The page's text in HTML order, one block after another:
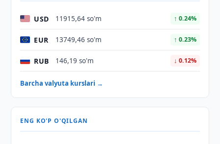
USD 11915,64 so'm ↑ 0.24%
EUR 13749,46 so'm ↑ 0.23%
RUB 146,19 so'm ↓ 0.12%
Barcha valyuta kurslari →
ENG KO'P O'QILGAN